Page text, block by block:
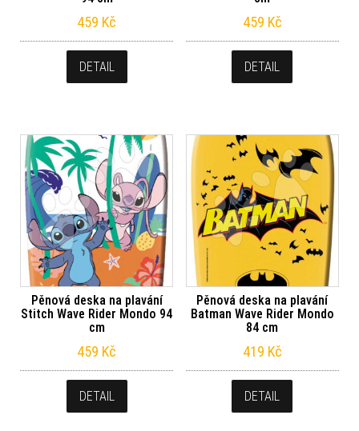
459 Kč
DETAIL
459 Kč
DETAIL
Pěnová deska na plavání
Stitch Wave Rider Mondo 94
cm
459 Kč
DETAIL
Pěnová deska na plavání
Batman Wave Rider Mondo
84 cm
419 Kč
DETAIL